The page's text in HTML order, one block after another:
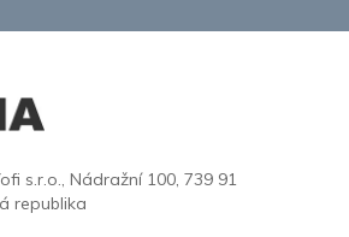
s.r.o., Nádražní 100, 739 91
republika